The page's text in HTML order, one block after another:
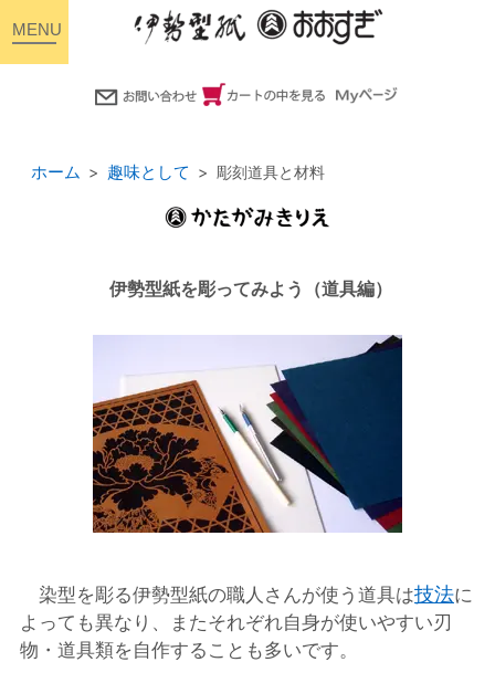
ホーム 趣味として 彫刻道具と材料
伊勢型紙を彫ってみよう（道具編）
染型を彫る伊勢型紙の職人さんが使う道具は技法に
よっても異なり、またそれぞれ自身が使いやすい刃
物・道具類を自作することも多いです。
toggle
navigation